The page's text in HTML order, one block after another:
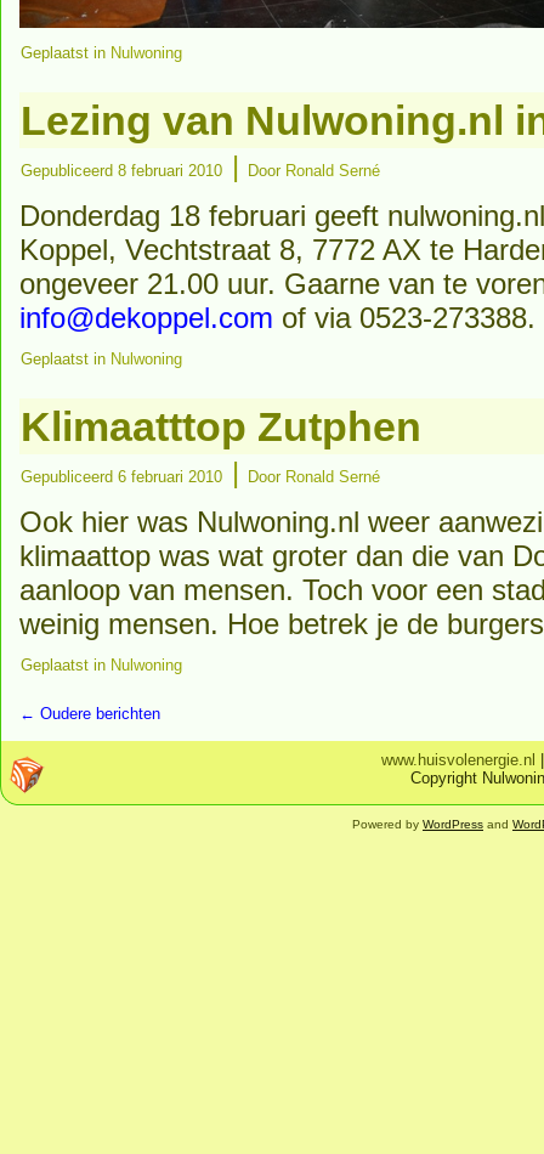
Geplaatst in Nulwoning
Lezing van Nulwoning.nl
Gepubliceerd 8 februari 2010 | Door Ronald Serné
Donderdag 18 februari geeft
Koppel, Vechtstraat 8, 7772 AX te
ongeveer 21.00 uur. Gaarne van te
info@dekoppel.com of via 0523-
Geplaatst in Nulwoning
Klimaatttop Zutphen
Gepubliceerd 6 februari 2010 | Door Ronald Serné
Ook hier was Nulwoning.nl weer
klimaattop was wat groter dan die van
aanloop van mensen. Toch voor een
weinig mensen. Hoe betrek je de
Geplaatst in Nulwoning
← Oudere berichten
www.huisvolenergie.nl
Copyright
Powered by WordPress and